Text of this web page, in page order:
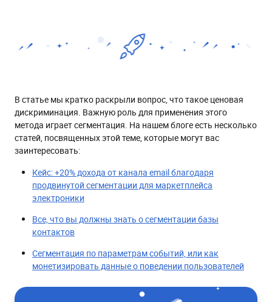
В статье мы кратко раскрыли вопрос, что такое ценовая
дискриминация. Важную роль для применения этого
метода играет сегментация. На нашем блоге есть несколько
статей, посвященных этой теме, которые могут вас
заинтересовать:
Кейс: +20% дохода от канала email благодаря
продвинутой сегментации для маркетплейса
электроники
Все, что вы должны знать о сегментации базы
контактов
Сегментация по параметрам событий, или как
монетизировать данные о поведении пользователей